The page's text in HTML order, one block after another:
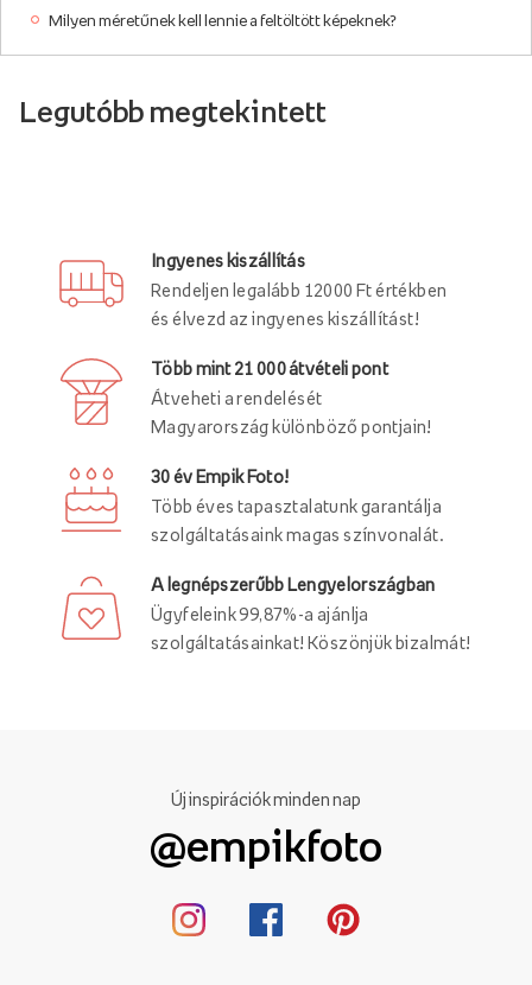
Milyen méretűnek kell lennie a feltöltött képeknek?
Legutóbb megtekintett
Ingyenes kiszállítás
Rendeljen legalább 12000 Ft értékben
és élvezd az ingyenes kiszállítást!
Több mint 21 000 átvételi pont
Átveheti a rendelését
Magyarország különböző pontjain!
30 év Empik Foto!
Több éves tapasztalatunk garantálja
szolgáltatásaink magas színvonalát.
A legnépszerűbb Lengyelországban
Ügyfeleink 99,87%-a ajánlja
szolgáltatásainkat! Köszönjük bizalmát!
Új inspirációk minden nap
@empikfoto